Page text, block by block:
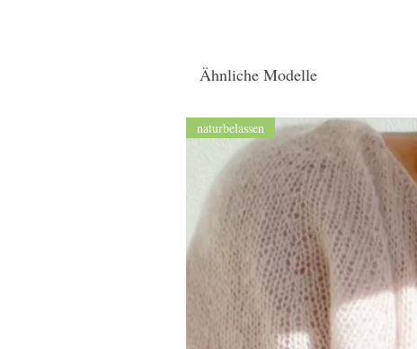
Ähnliche Modelle
naturbelassen